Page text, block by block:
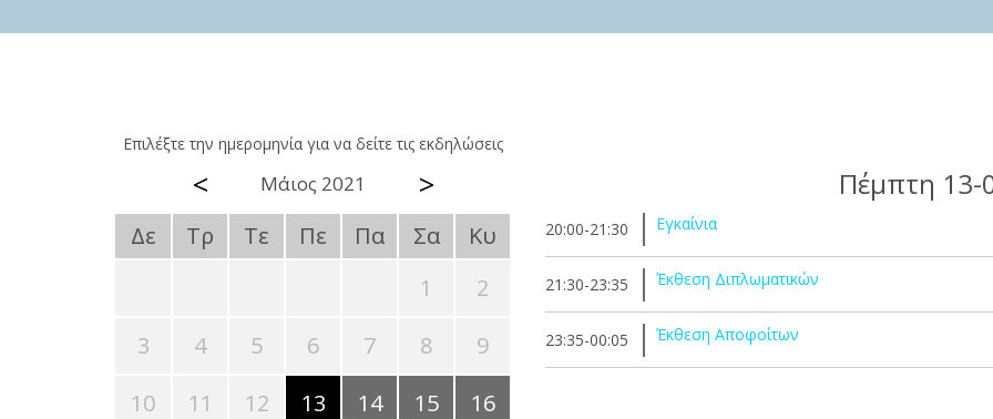
Επιλέξτε την ημερομηνία για να δείτε τις εκδηλώσεις
< Μάιος 2021 >
Δε Τρ Τε Πε Πα Σα
Κυ
1
2
3
4 5 6 7 8
9
10
11 12 13 14 15
16
Πέμπτη 13-
20:00-21:30 Εγκαίνια
21:30-23:35 Έκθεση Διπλωματικών
23:35-00:05 Έκθεση Αποφοίτων